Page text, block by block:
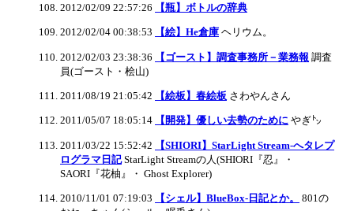
2012/02/09 22:57:26 【瓶】ボトルの辞典
2012/02/04 00:38:53 【絵】He倉庫 ヘリウム。
2012/02/03 23:38:36 【ゴースト】調査事務所－業務報 調査
員(ゴースト・桧山)
2011/08/19 21:05:42 【絵板】春絵板 さわやんさん
2011/05/07 18:05:14 【開発】優しい去勢のために やぎ㌧
2011/03/22 15:52:42
【SHIORI】StarLight Stream-へタレプ
ログラマ日記 StarLight Streamの人(SHIORI『忍』・
SAORI『花柚』・ Ghost Explorer)
2010/11/01 07:19:03 【シェル】BlueBox-日記とか。
801の